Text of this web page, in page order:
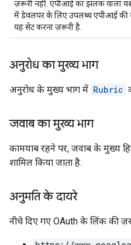
ज़रूरी नहीं. एपीआई का झलक वाला
में डेवलपर के लिए उपलब्ध एपीआई
यह सेट करना ज़रूरी है.
अनुरोध का मुख्य भाग
अनुरोध के मुख्य भाग में Rubric
जवाब का मुख्य भाग
कामयाब रहने पर, जवाब के मुख्य
शामिल किया जाता है.
अनुमति के दायरे
नीचे दिए गए OAuth के लिंक की